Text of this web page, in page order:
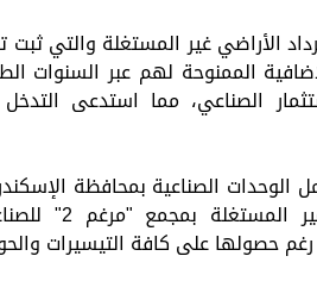
الأراضي غير المستغلة والتي ثبت
الممنوحة لهم عبر السنوات
الصناعي، مما استدعى
الوحدات الصناعية بمحافظة
الوحدات
حصولها على كافة التيسيرات